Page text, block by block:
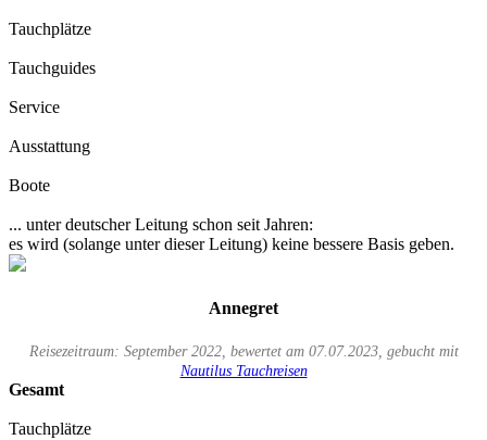
Tauchplätze
Tauchguides
Service
Ausstattung
Boote
... unter deutscher Leitung schon seit Jahren:
es wird (solange unter dieser Leitung) keine bessere Basis geben.
Annegret
Reisezeitraum: September 2022, bewertet am 07.07.2023, gebucht mit
Nautilus Tauchreisen
Gesamt
Tauchplätze